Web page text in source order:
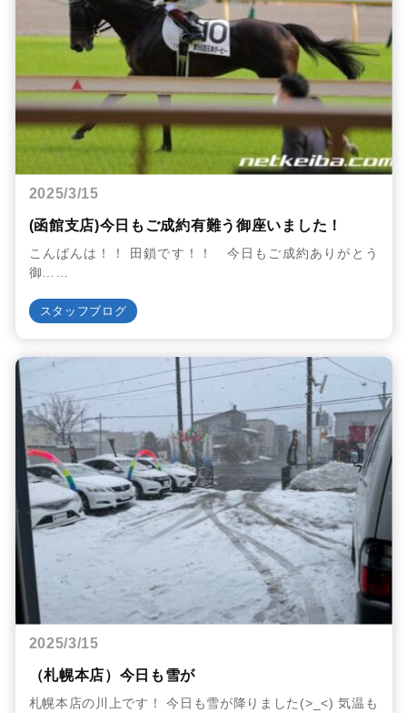
2025/3/15
(函館支店)今日もご成約有難う御座いました！
こんばんは！！ 田鎖です！！ 今日もご成約ありがとう
御……
スタッフブログ
2025/3/15
（札幌本店）今日も雪が
札幌本店の川上です！ 今日も雪が降りました(>_<) 気温も